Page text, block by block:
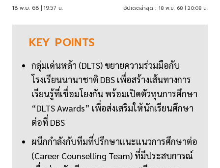
18 พ.ย. 68 | 19:57 น. อัปเดตล่าสุด : 18 พ.ย. 68 | 20:08 น.
KEY POINTS
กลุ่มเด่นหล้า (DLTS) ขยายความร่วมมือกับ
โรงเรียนนานาชาติ DBS เพื่อสร้างเส้นทางการ
เรียนรู้ที่เชื่อมโยงกัน พร้อมเปิดตัวทุนการศึกษา
“DLTS Awards” เพื่อส่งเสริมให้นักเรียนศึกษา
ต่อที่ DBS
ผนึกกำลังกับทีมที่ปรึกษาแนะแนวการศึกษาต่อ
(Career Counselling Team) ที่มีประสบการณ์